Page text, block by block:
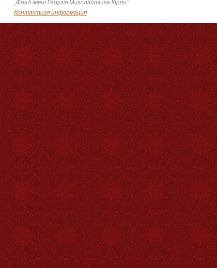
„Фонд імені Георгія Миколайовича Кірпи”
Контактная информация